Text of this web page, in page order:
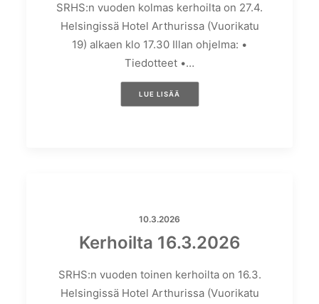
SRHS:n vuoden kolmas kerhoilta on 27.4.
Helsingissä Hotel Arthurissa (Vuorikatu
19) alkaen klo 17.30 Illan ohjelma: •
Tiedotteet •…
LUE LISÄÄ
10.3.2026
Kerhoilta 16.3.2026
SRHS:n vuoden toinen kerhoilta on 16.3.
Helsingissä Hotel Arthurissa (Vuorikatu